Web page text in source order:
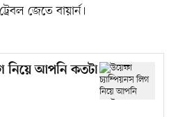
জেতে বায়ার্ন।
নিয়ে আপনি কতটা